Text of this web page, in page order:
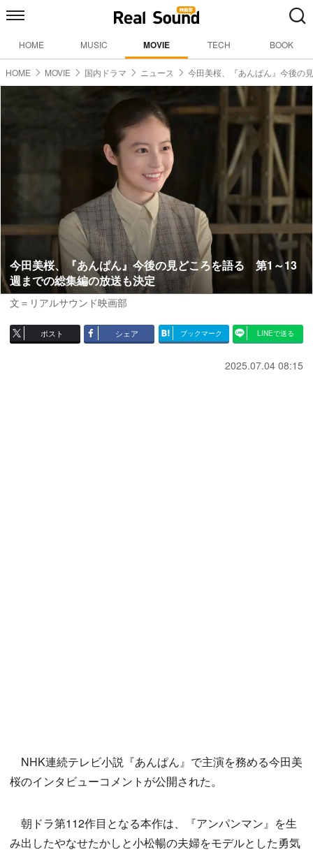
HOME MUSIC MOVIE TECH BOOK
HOME MOVIE 国内ドラマ ニュース 今田美桜、『あんぱん』今後の
今田美桜、『あんぱん』今後の見どころを語る 第1～13
週までの総集編の放送も決定
文＝リアルサウンド映画部
ポスト シェア ブックマーク LINEで送る
2025.07.04 08:15
NHK連続テレビ小説『あんぱん』で主演を務める今田美
桜のインタビューコメントが公開された。
朝ドラ第112作目となる本作は、『アンパンマン』を生
み出したやなせたかしと小松暢の夫婦をモデルとした勇気